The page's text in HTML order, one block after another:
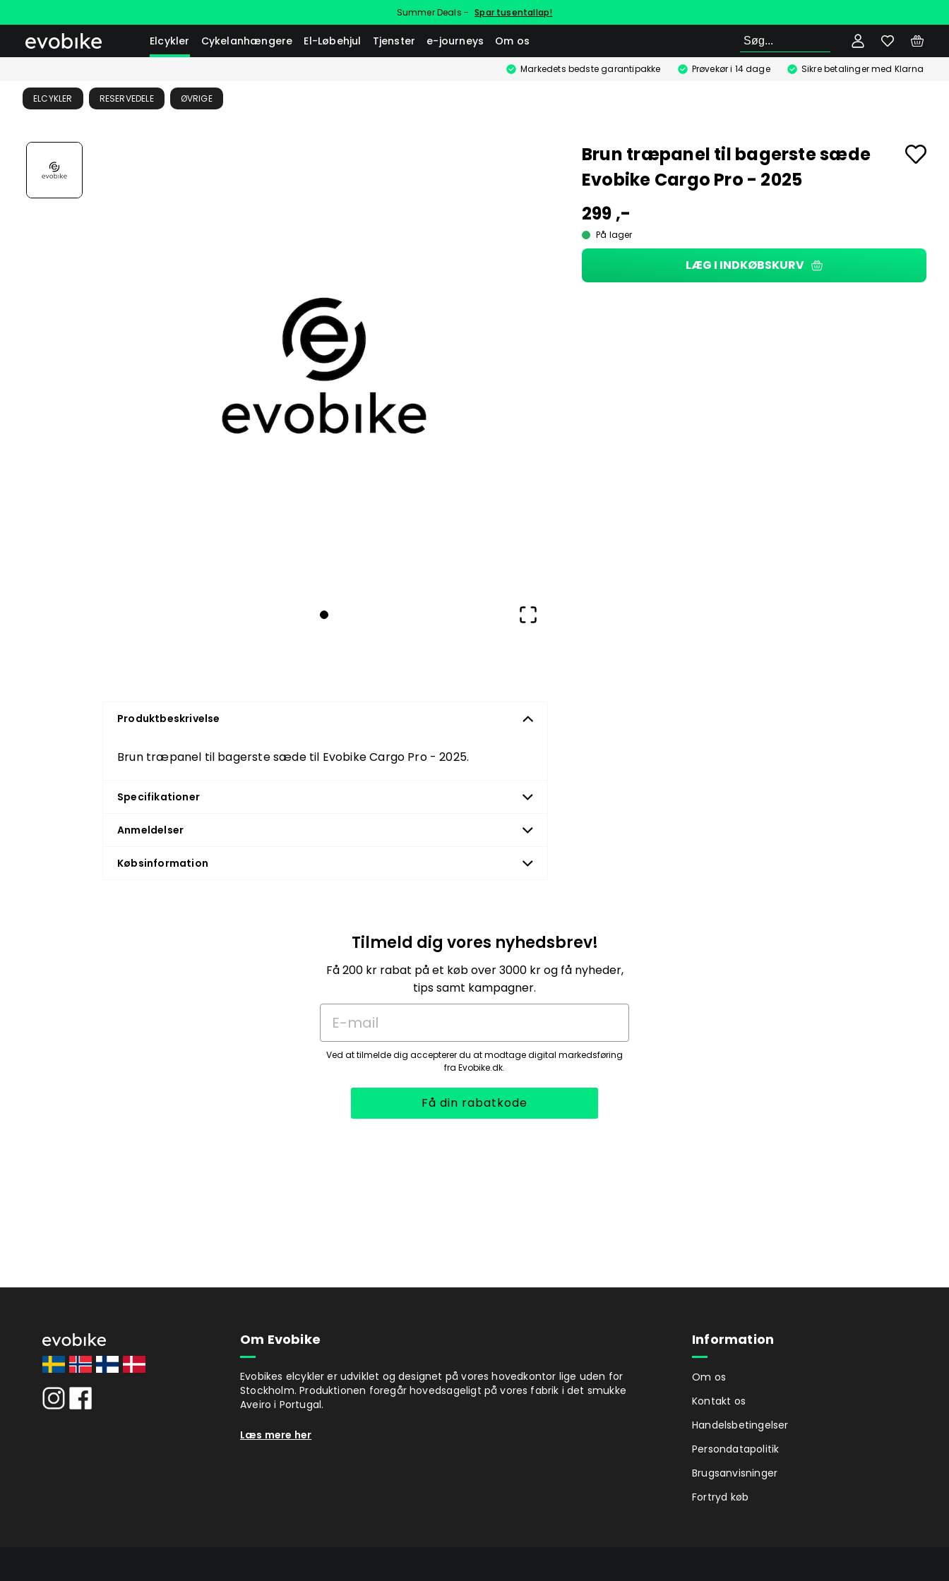
Summer Deals - Spar tusentallap!
Elcykler Cykelanhængere El-Løbehjul Tjenster e-journeys Om os Søg
Markedets bedste garantipakke Prøvekør i 14 dage Sikre betalinger med Klarna
ELCYKLER RESERVEDELE ØVRIGE
Brun træpanel til bagerste sæde
Evobike Cargo Pro - 2025
299 ,-
På lager
LÆG I INDKØBSKURV
Produktbeskrivelse
Brun træpanel til bagerste sæde til Evobike Cargo Pro - 2025.
Specifikationer
Anmeldelser
Købsinformation
Tilmeld dig vores nyhedsbrev!
Få 200 kr rabat på et køb over 3000 kr og få nyheder,
tips samt kampagner.
E-mail
Ved at tilmelde dig accepterer du at modtage digital markedsføring
fra Evobike.dk.
Få din rabatkode
Om Evobike
Evobikes elcykler er udviklet og designet på vores hovedkontor lige uden for
Stockholm. Produktionen foregår hovedsageligt på vores fabrik i det smukke
Aveiro i Portugal.
Læs mere her
Information
Om os
Kontakt os
Handelsbetingelser
Persondatapolitik
Brugsanvisninger
Fortryd køb